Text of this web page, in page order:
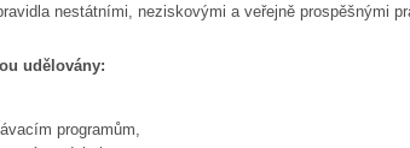
nestátními, neziskovými a veřejně prospěšnými
udělovány:
programům,